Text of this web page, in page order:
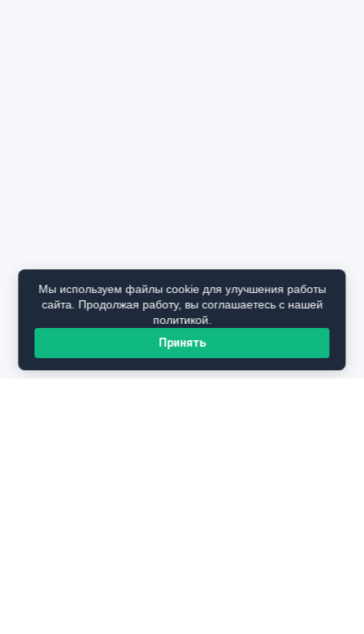
Мы используем файлы cookie для улучшения работы
сайта. Продолжая работу, вы соглашаетесь с нашей
политикой.
Принять